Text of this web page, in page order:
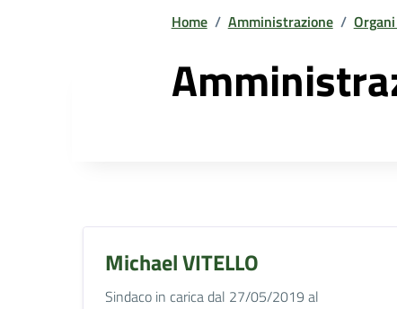
Home / Amministrazione /
Michael VITELLO
Sindaco in carica dal 27/05/2019 al